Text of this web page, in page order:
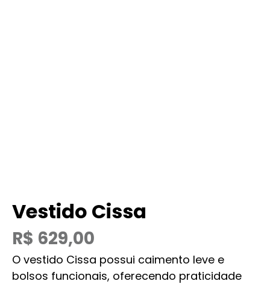
Vestido Cissa
R$ 629,00
O vestido Cissa possui caimento leve e
bolsos funcionais, oferecendo praticidade